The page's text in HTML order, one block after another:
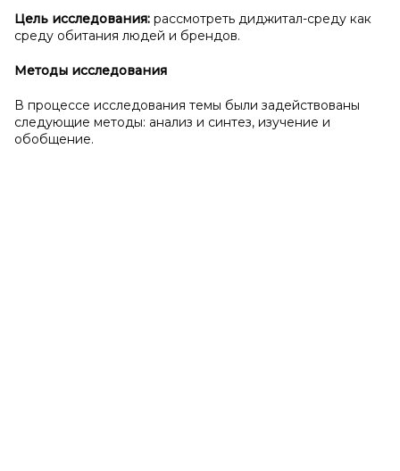
Цель исследования: рассмотреть диджитал-среду как
среду обитания людей и брендов.
Методы исследования
В процессе исследования темы были задействованы
следующие методы: анализ и синтез, изучение и
обобщение.